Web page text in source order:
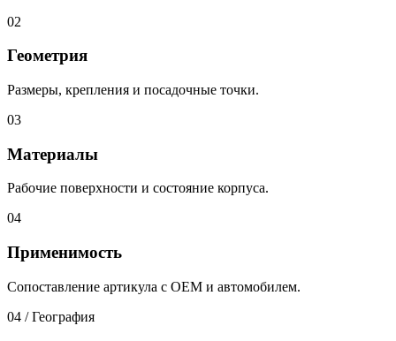
02
Геометрия
Размеры, крепления и посадочные точки.
03
Материалы
Рабочие поверхности и состояние корпуса.
04
Применимость
Сопоставление артикула с OEM и автомобилем.
04 / География